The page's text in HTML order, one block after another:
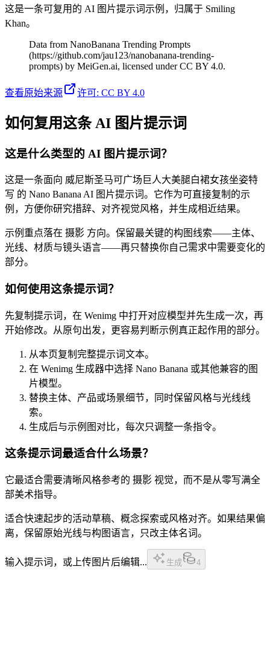
这是一条可复用的 AI 图片提示词示例，归属于 Smiling
Khan。
Data from NanoBanana Trending Prompts
(https://github.com/jau123/nanobanana-trending-
prompts) by MeiGen.ai, licensed under CC BY 4.0.
查看原始来源 许可: CC BY 4.0
如何复用这条 AI 图片提示词
这是什么类型的 AI 图片提示词？
这是一条面向 威尼斯圣马可广场巨人大美腿白裙女孩坐姿特
写 的 Nano Banana AI 图片提示词。它作为可直接复制的示
例，方便你研究措辞、对齐视觉风格，并生成相近结果。
示例重点落在 摄影 方向。保留最关键的构图线索——主体、
光线、材质与镜头语言——再只替换你自己需求中需要变化的
部分。
如何使用这条提示词？
先复制提示词，在 Wenimg 中打开对应模型并先生成一次，再
开始修改。从原句出发，更容易判断示例真正起作用的部分。
从本页复制完整提示词文本。
在 Wenimg 生成器中选择 Nano Banana 或其他兼容的图
片模型。
替换主体、产品或场景细节，同时保留风格与光线线
索。
生成后与示例图对比，每次只调整一条指令。
这条提示词最适合什么场景？
它最适合需要清晰风格参考的 摄影 视觉，而不是从零写满全
部美术指导。
适合快速起步的活动草稿、概念探索或风格对齐。如果结果偏
离，保留原始光线与构图语言，只改主体名词。
输入提示词，或上传图片后编辑... 生成 4